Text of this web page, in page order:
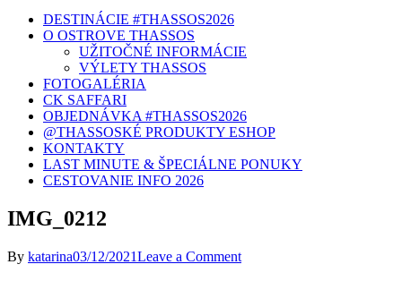
DESTINÁCIE #THASSOS2026
O OSTROVE THASSOS
UŽITOČNÉ INFORMÁCIE
VÝLETY THASSOS
FOTOGALÉRIA
CK SAFFARI
OBJEDNÁVKA #THASSOS2026
@THASSOSKÉ PRODUKTY ESHOP
KONTAKTY
LAST MINUTE & ŠPECIÁLNE PONUKY
CESTOVANIE INFO 2026
IMG_0212
By katarina03/12/2021Leave a Commenton